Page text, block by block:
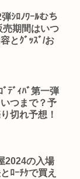
ｼﾛﾉﾜｰﾙむち
売期間はいつ
とｸﾞｯｽﾞ/お
ﾞﾃﾞｨﾊﾞ第一弾
つまで？予
切れ予想！
2024の入場
ﾛｰﾁｹで買え